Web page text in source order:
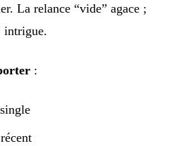
La relance “vide” agace ;
intrigue.
: